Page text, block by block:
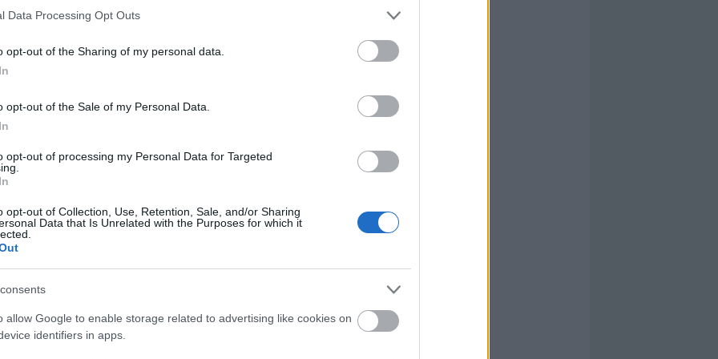
Data Processing Opt Outs
opt-out of the Sharing of my personal data.
opt-out of the Sale of my Personal Data.
opt-out of processing my Personal Data for Targeted
opt-out of Collection, Use, Retention, Sale, and/or Sharing
Data that Is Unrelated with the Purposes for which it
allow Google to enable storage related to advertising like cookies on
identifiers in apps.
a uno de sus jugadores, Oskarsson. El
en el minuto 56 por unas molestias en el
según el parte médico ofrecido por el club
de baja.
de la temporada en Girona, pero no pudo evitar un
Ejuke tuve que retirarse del terreno de juego a los
y, a falta de parte médico, probablemente
dique seco varias semanas.
Vargas, aunque en este caso por fatiga muscular.
último partido con el Sevilla, ya que podría salir
2
2 nos ha dejado buenas valoraciones de futbolistas